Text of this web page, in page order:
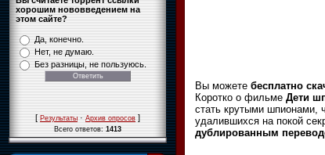
хорошим нововведением на
этом сайте?
Да, конечно.
Нет, не думаю.
Без разницы, не пользуюсь.
[Результаты·Архив опросов]
Всего ответов:1413
Вы можете бесплатно
Коротко о фильме Дети
стать крутыми шпионами,
удалившихся на покой
дублированным